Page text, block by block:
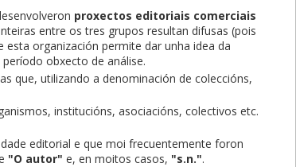
proxectos editoriais comerciais
entre os tres grupos resultan difusas (pois
organización permite dar unha idea da
obxecto de análise.
que, utilizando a denominación de coleccións,
institucións, asociacións, colectivos etc.
editorial e que moi frecuentemente foron
"O autor" e, en moitos casos, "s.n.".